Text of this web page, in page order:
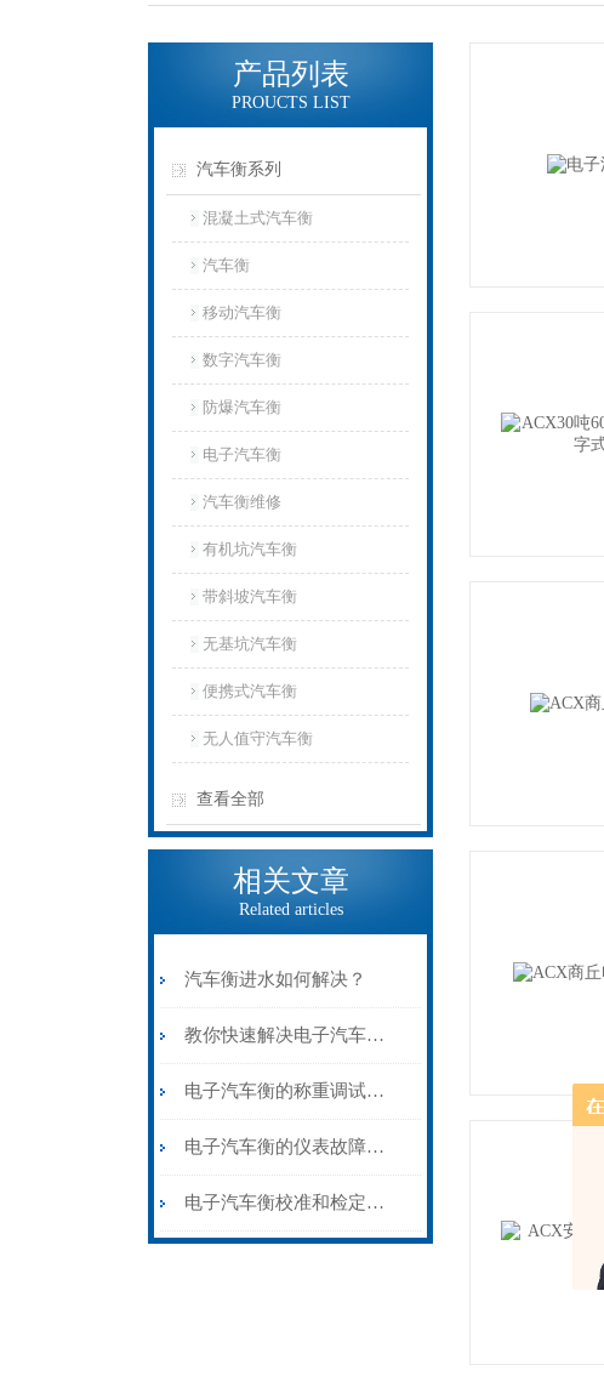
产品列表
PROUCTS LIST
汽车衡系列
混凝土式汽车衡
汽车衡
移动汽车衡
数字汽车衡
防爆汽车衡
电子汽车衡
汽车衡维修
有机坑汽车衡
带斜坡汽车衡
无基坑汽车衡
便携式汽车衡
无人值守汽车衡
查看全部
相关文章
Related articles
汽车衡进水如何解决？
教你快速解决电子汽车衡被干扰
电子汽车衡的称重调试方法
电子汽车衡的仪表故障怎么排除？
电子汽车衡校准和检定的区别